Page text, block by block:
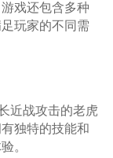
戏还包含多种
玩家的不同需
近战攻击的老虎
独特的技能和
。